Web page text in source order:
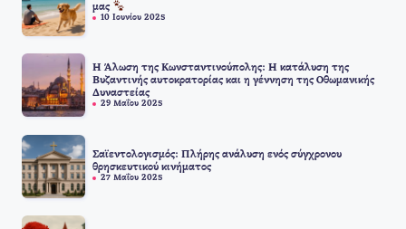
μας
10 Ιουνίου 2025
Η Άλωση της Κωνσταντινούπολης: Η κατάλυση της
Βυζαντινής αυτοκρατορίας και η γέννηση της Οθωμανικής
Δυναστείας
29 Μαΐου 2025
Σαϊεντολογισμός: Πλήρης ανάλυση ενός σύγχρονου
θρησκευτικού κινήματος
27 Μαΐου 2025